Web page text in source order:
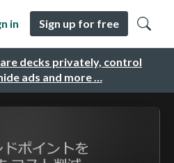
decks privately, control
ads and more …
in Sign up for free